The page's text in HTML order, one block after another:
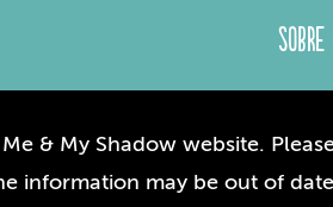
& My Shadow website.
information may be out of